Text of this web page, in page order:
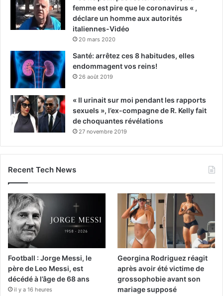
femme est pire que le coronavirus « ,
déclare un homme aux autorités
italiennes-Vidéo
20 mars 2020
Santé: arrêtez ces 8 habitudes, elles
endommagent vos reins!
26 août 2019
« Il urinait sur moi pendant les rapports
sexuels », l’ex-compagne de R. Kelly fait
de choquantes révélations
27 novembre 2019
Recent Tech News
Football : Jorge Messi, le
père de Leo Messi, est
décédé à l’âge de 68 ans
il y a 16 heures
Georgina Rodriguez réagit
après avoir été victime de
grossophobie avant son
mariage supposé